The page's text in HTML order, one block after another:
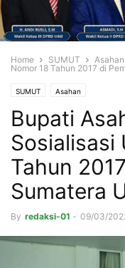
Home SUMUT Asahan
Nomor 18 Tahun 2017 di
SUMUT Asahan
Bupati
Sosialisasi
Tahun
Sumatera
By redaksi-01 - 09/03/